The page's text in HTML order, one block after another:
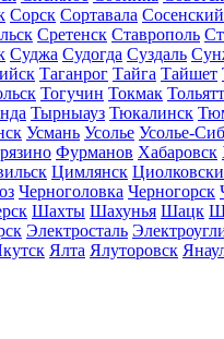
Сорск Сортавала Сосенский
Сретенск Ставрополь
Суджа Судогда Суздаль
Таганрог Тайга Тайшет
Тогучин Токмак
Тырныауз Тюкалинск
Усмань Усолье Усолье-
Фурманов Хабаровск
Цимлянск
Черноголовка Черногорск
Шахты Шахунья Шацк
Электросталь
Ялта Ялуторовск